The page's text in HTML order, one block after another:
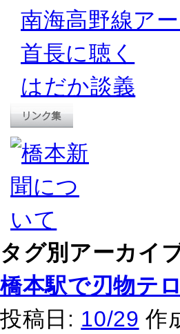
南海高野線ア
首長に聴く
はだか談義
タグ別アーカイ
橋本駅で刃物テ
投稿日: 10/29 作